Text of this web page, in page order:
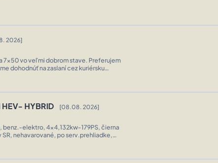
2026]
7x50 vo veľmi dobrom stave. Preferujem
dohodnúť na zaslaní cez kuriérsku
na dobierku, ale len pri zapl ...
HYBRID [08.08. 2026]
benz.-elektro, 4x4,132kw-179PS, čierna
nehavarované, po serv.prehliadke,